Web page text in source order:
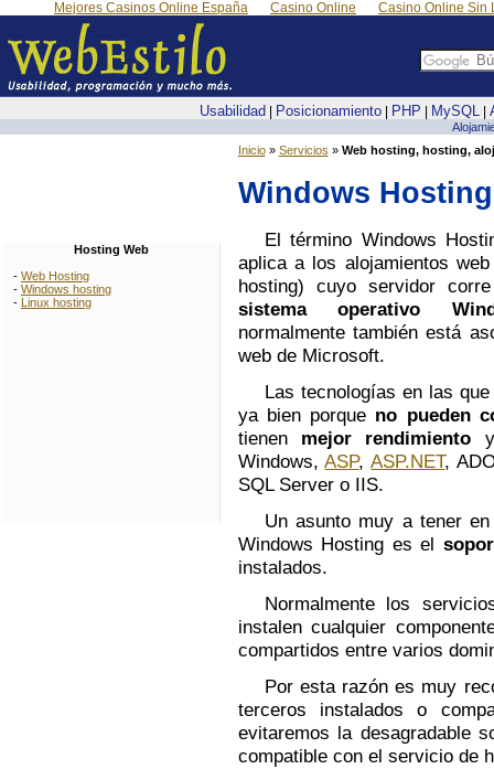
Mejores Casinos Online España Casino Online Casino Online Sin
Usabilidad Posicionamiento| PHP MySQL|
Inicio» Servicios » Web hosting, hosting,
Windows Hosting
El término Windows
aplica a los alojamientos
hosting) cuyo servidor
sistema operativo
normalmente también está
web de Microsoft.
Las tecnologías en las
ya bien porque no pueden
tienen mejor rendimiento
Windows,ASP,ASP.NET,
SQL Server o IIS.
Un asunto muy a tener
Windows Hosting es el
instalados.
Normalmente los
instalen cualquier
compartidos entre varios
Por esta razón es muy
terceros instalados o
evitaremos la desagradable
compatible con el servicio de
Hosting Web
- Web Hosting
- Windows hosting
- Linux hosting